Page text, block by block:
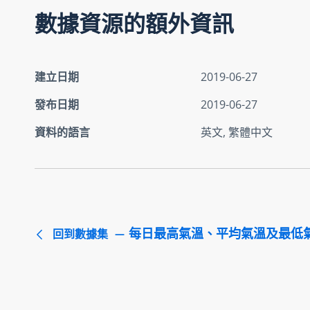
數據資源的額外資訊
建立日期
2019-06-27
發布日期
2019-06-27
資料的語言
英文, 繁體中文
回到數據集 每日最高氣溫、平均氣溫及最低